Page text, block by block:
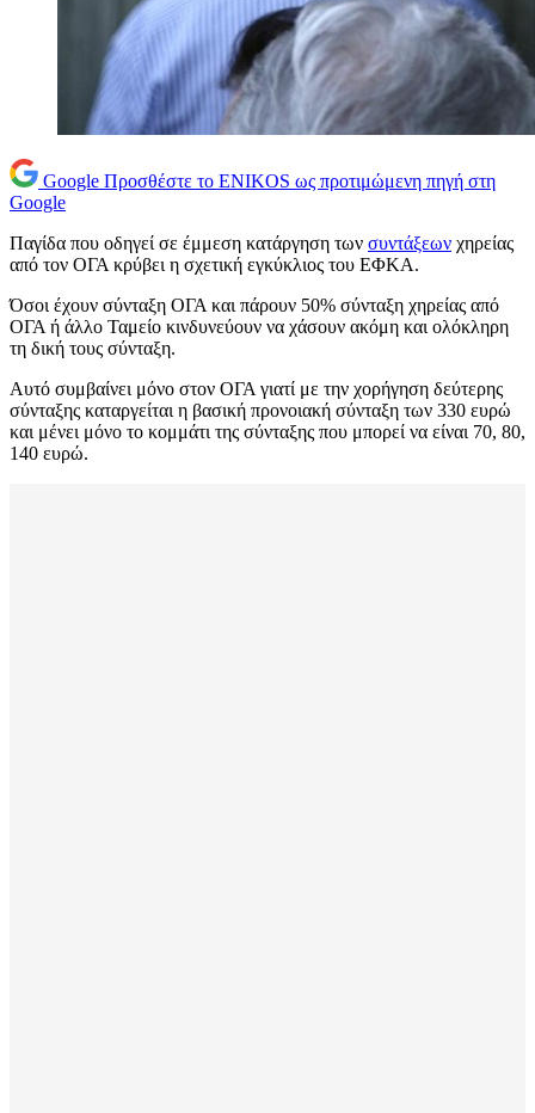
Google Προσθέστε το ENIKOS ως προτιμώμενη πηγή στη
Google
Παγίδα που οδηγεί σε έμμεση κατάργηση των συντάξεων χηρείας
από τον ΟΓΑ κρύβει η σχετική εγκύκλιος του ΕΦΚΑ.
Όσοι έχουν σύνταξη ΟΓΑ και πάρουν 50% σύνταξη χηρείας από
ΟΓΑ ή άλλο Ταμείο κινδυνεύουν να χάσουν ακόμη και ολόκληρη
τη δική τους σύνταξη.
Αυτό συμβαίνει μόνο στον ΟΓΑ γιατί με την χορήγηση δεύτερης
σύνταξης καταργείται η βασική προνοιακή σύνταξη των 330 ευρώ
και μένει μόνο το κομμάτι της σύνταξης που μπορεί να είναι 70, 80,
140 ευρώ.